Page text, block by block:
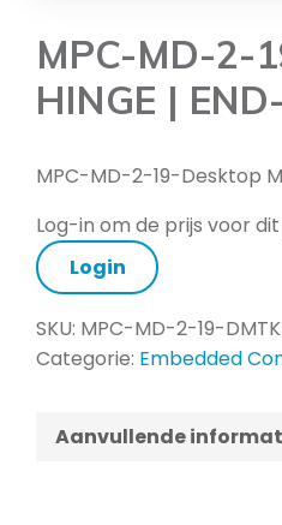
MPC-MD-2-
HINGE |
MPC-MD-2-19-Desktop
Log-in om de prijs voor
Login
SKU: MPC-MD-2-19-
Categorie: Embedded
Aanvullende